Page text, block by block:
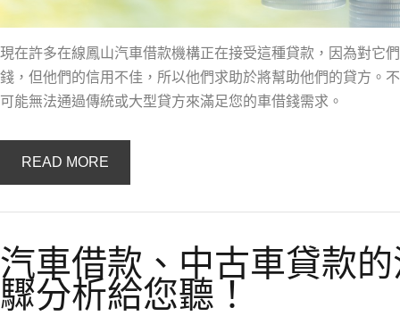
現在許多在線鳳山汽車借款機構正在接受這種貸款，因為對它
錢，但他們的信用不佳，所以他們求助於將幫助他們的貸方。
可能無法通過傳統或大型貸方來滿足您的車借錢需求。
READ MORE
汽車借款、中古車貸款
驟分析給您聽！